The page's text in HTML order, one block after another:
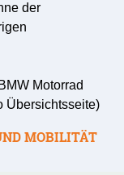
der
Motorrad
Übersichtsseite)
MOBILITÄT